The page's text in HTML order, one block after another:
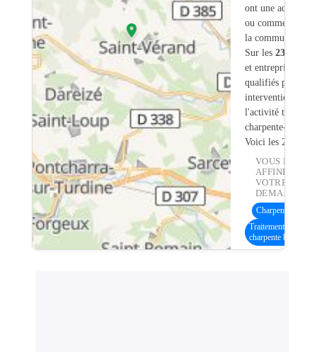
ont une adresse
ou commerciale
la commune.
Sur les 237
et entreprises
qualifiés pour une
intervention sur
l'activité
charpente-bois.
Voici les 20
VOUS
AFFINER
VOTRE
DEMANDE :
Charpente bois
Traitement
charpente bois